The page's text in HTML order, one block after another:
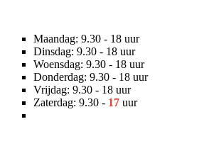
Maandag: 9.30 - 18 uur
Dinsdag: 9.30 - 18 uur
Woensdag: 9.30 - 18 uur
Donderdag: 9.30 - 18 uur
Vrijdag: 9.30 - 18 uur
Zaterdag: 9.30 - 17 uur